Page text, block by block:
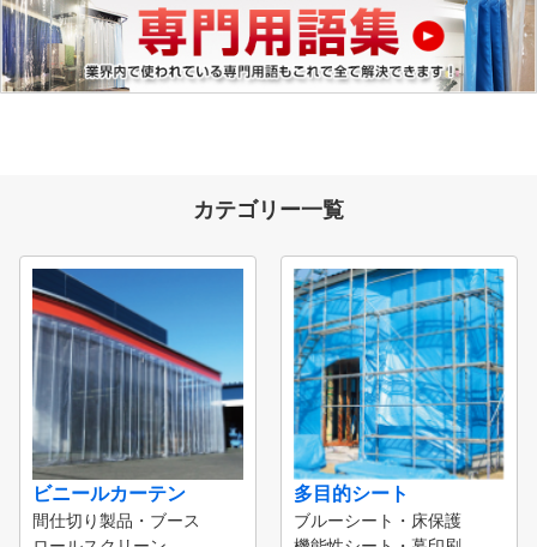
カテゴリー一覧
ビニールカーテン
間仕切り製品・ブース
多目的シート
ブルーシート・床保護